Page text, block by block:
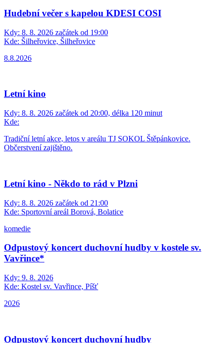
Veteran cup
Kdy:8. 8. 2026 začátek od 14:00
Retro Rock Karneval
Kdy:8. 8. 2026 začátek od 18:00
Kde:Centrum obce, Markvartovice
Markvartovice.
Hudební večer s kapelou KDESI COSI
Kde:Šilheřovice, Šilheřovice
8.8.2026